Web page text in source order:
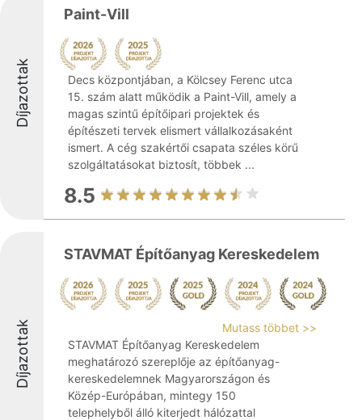
Díjazottak
Paint-Vill
Decs központjában, a Kölcsey Ferenc utca
15. szám alatt működik a Paint-Vill, amely a
magas szintű építőipari projektek és
építészeti tervek elismert vállalkozásaként
ismert. A cég szakértői csapata széles körű
szolgáltatásokat biztosít, többek ...
8.5
Díjazottak
STAVMAT Építőanyag Kereskedelem
Mutass többet >>
STAVMAT Építőanyag Kereskedelem
meghatározó szereplője az építőanyag-
kereskedelemnek Magyarországon és
Közép-Európában, mintegy 150
telephelyből álló kiterjedt hálózattal